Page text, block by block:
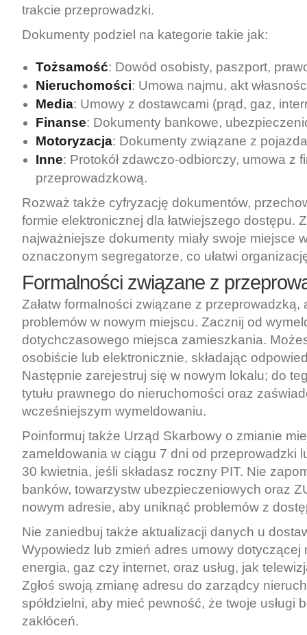
trakcie przeprowadzki.
Dokumenty podziel na kategorie takie jak:
Tożsamość: Dowód osobisty, paszport,
Nieruchomości: Umowa najmu, akt
Media: Umowy z dostawcami (prąd, gaz,
Finanse: Dokumenty bankowe,
Motoryzacja: Dokumenty związane z
Inne: Protokół zdawczo-odbiorczy, umowa z
przeprowadzkową.
Rozważ także cyfryzację dokumentów,
formie elektronicznej dla łatwiejszego dostępu.
najważniejsze dokumenty miały swoje miejsce
oznaczonym segregatorze, co ułatwi
Formalności związane z
Załatw formalności związane z przeprowadzką,
problemów w nowym miejscu. Zacznij od
dotychczasowego miejsca zamieszkania.
osobiście lub elektronicznie, składając
Następnie zarejestruj się w nowym lokalu; do
tytułu prawnego do nieruchomości oraz
wcześniejszym wymeldowaniu.
Poinformuj także Urząd Skarbowy o zmianie
zameldowania w ciągu 7 dni od przeprowadzki
30 kwietnia, jeśli składasz roczny PIT. Nie
banków, towarzystw ubezpieczeniowych oraz
nowym adresie, aby uniknąć problemów z
Nie zaniedbuj także aktualizacji danych u
Wypowiedz lub zmień adres umowy dotyczącej
energia, gaz czy internet, oraz usług, jak
Zgłoś swoją zmianę adresu do zarządcy
spółdzielni, aby mieć pewność, że twoje usługi
zakłóceń.